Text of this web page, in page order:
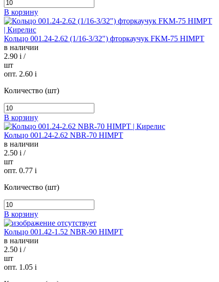
В корзину
Кольцо 001.24-2.62 (1/16-3/32") фторкаучук FKM-75 HIMPT
в наличии
2.90 i /
шт
опт. 2.60 i
Количество (шт)
В корзину
Кольцо 001.24-2.62 NBR-70 HIMPT
в наличии
2.50 i /
шт
опт. 0.77 i
Количество (шт)
В корзину
Кольцо 001.42-1.52 NBR-90 HIMPT
в наличии
2.50 i /
шт
опт. 1.05 i